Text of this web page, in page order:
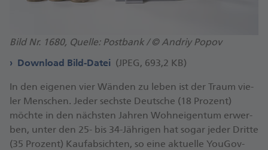
Bild Nr. 1680, Quelle: Postbank / © Andriy Popov
Download Bild-Datei (JPEG, 693,2 KB)
In den ei­ge­nen vier Wän­den zu le­ben ist der Traum vie­
ler Men­schen. Je­der sechs­te Deut­sche (18 Pro­zent)
möch­te in den nächs­ten Jah­ren Wohn­ei­gen­tum er­wer­
ben, un­ter den 25- bis 34-Jäh­ri­gen hat so­gar je­der Drit­te
(35 Pro­zent) Kauf­ab­sich­ten, so ei­ne ak­tu­el­le You­Gov-